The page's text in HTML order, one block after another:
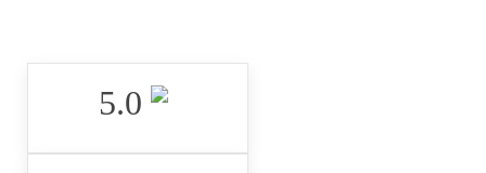
5.0 ‌